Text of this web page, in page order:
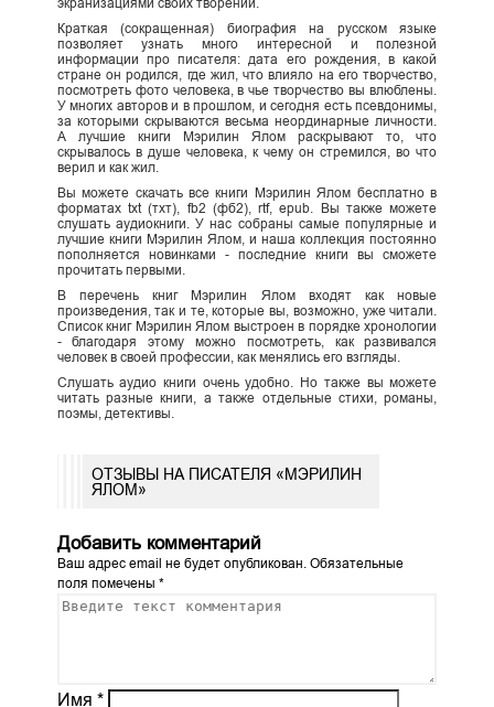
экранизациями своих творений.
Краткая (сокращенная) биография на русском языке
позволяет узнать много интересной и полезной
информации про писателя: дата его рождения, в какой
стране он родился, где жил, что влияло на его творчество,
посмотреть фото человека, в чье творчество вы влюблены.
У многих авторов и в прошлом, и сегодня есть псевдонимы,
за которыми скрываются весьма неординарные личности.
А лучшие книги Мэрилин Ялом раскрывают то, что
скрывалось в душе человека, к чему он стремился, во что
верил и как жил.
Вы можете скачать все книги Мэрилин Ялом бесплатно в
форматах txt (тхт), fb2 (фб2), rtf, epub. Вы также можете
слушать аудиокниги. У нас собраны самые популярные и
лучшие книги Мэрилин Ялом, и наша коллекция постоянно
пополняется новинками - последние книги вы сможете
прочитать первыми.
В перечень книг Мэрилин Ялом входят как новые
произведения, так и те, которые вы, возможно, уже читали.
Список книг Мэрилин Ялом выстроен в порядке хронологии
- благодаря этому можно посмотреть, как развивался
человек в своей профессии, как менялись его взгляды.
Слушать аудио книги очень удобно. Но также вы можете
читать разные книги, а также отдельные стихи, романы,
поэмы, детективы.
ОТЗЫВЫ НА ПИСАТЕЛЯ «МЭРИЛИН
ЯЛОМ»
Добавить комментарий
Ваш адрес email не будет опубликован.Обязательные
поля помечены *
Имя *